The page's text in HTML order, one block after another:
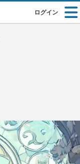
ログイン